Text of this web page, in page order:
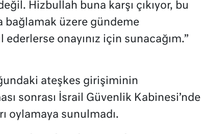
Hizbullah buna karşı çıkıyor, bu
bağlamak üzere gündeme
onayınız için sunacağım.”
ateşkes girişiminin
sonrası İsrail Güvenlik Kabinesi’nde
oylamaya sunulmadı.